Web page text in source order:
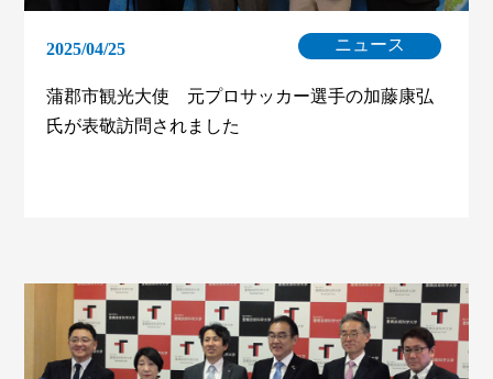
2025/04/25 ニュース
蒲郡市観光大使 元プロサッカー選手の加藤康弘
氏が表敬訪問されました